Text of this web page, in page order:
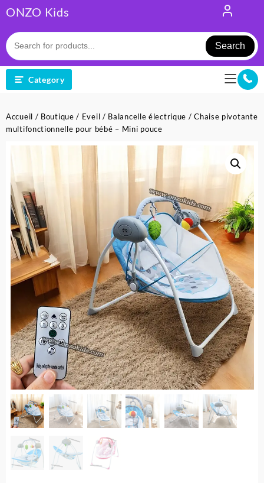
to
content
ONZO Kids
Search
Category
Accueil / Boutique / Eveil / Balancelle électrique / Chaise pivotante
multifonctionnelle pour bébé – Mini pouce